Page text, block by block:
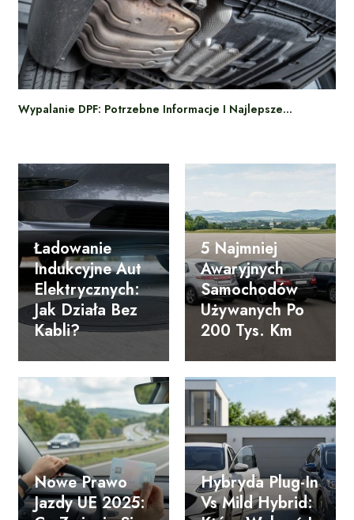
Wypalanie DPF: Potrzebne Informacje I Najlepsze…
Ładowanie
Indukcyjne Aut
Elektrycznych:
Jak Działa Bez
Kabli?
5 Najmniej
Awaryjnych
Samochodów
Używanych Po
200 Tys. Km
Nowe Prawo
Jazdy UE 2025:
Hybryda Plug-In
Vs Mild Hybrid: